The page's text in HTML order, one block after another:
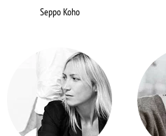
Seppo Koho